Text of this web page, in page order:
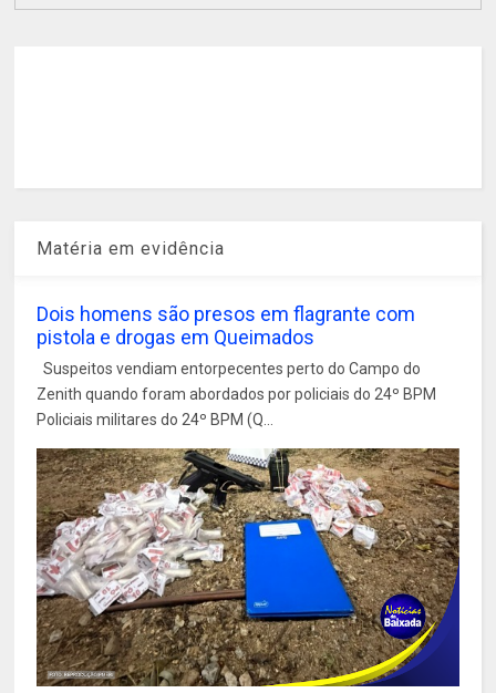
Matéria em evidência
Dois homens são presos em flagrante com
pistola e drogas em Queimados
Suspeitos vendiam entorpecentes perto do Campo do
Zenith quando foram abordados por policiais do 24º BPM
Policiais militares do 24º BPM (Q...